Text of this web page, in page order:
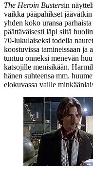
The Heroin Bustersin
vaikka pääpahikset
yhden koko uransa
päättäväisesti läpi siitä
70‑lukulaiseksi todella
koostuvissa tamineissaan ja
tuntuu onneksi menevän
katsojille menisikään.
hänen suhteensa mm.
elokuvassa vaille